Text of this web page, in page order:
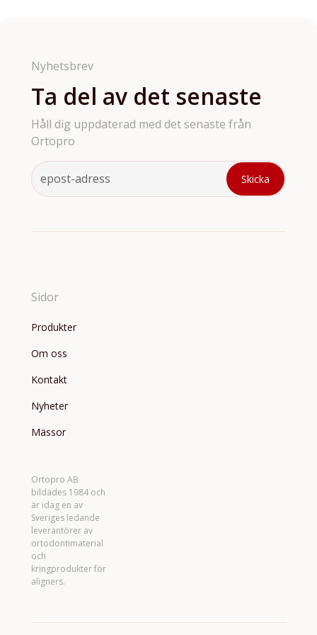
du söker och inte hittar så är de bara att höra av sig.
Nyhetsbrev
Ta del av det senaste
Håll dig uppdaterad med det senaste från
Ortopro
Sidor
Produkter
Om oss
Kontakt
Nyheter
Mässor
Ortopro AB
bildades 1984 och
är idag en av
Sveriges ledande
leverantörer av
ortodontimaterial
och
kringprodukter för
aligners.